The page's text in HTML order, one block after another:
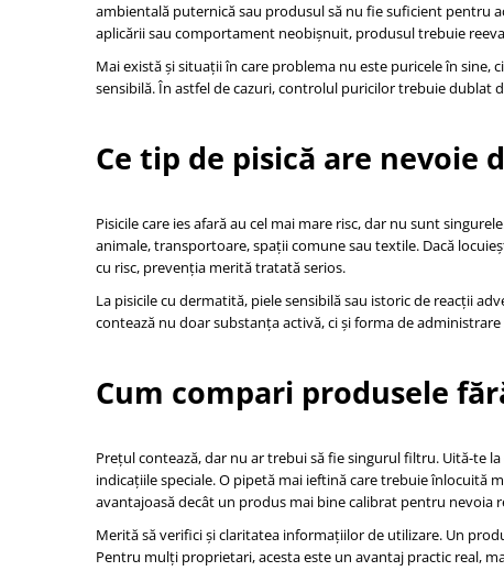
ambientală puternică sau produsul să nu fie suficient pentru
aplicării sau comportament neobișnuit, produsul trebuie
Mai există și situații în care problema nu este puricele în
sensibilă. În astfel de cazuri, controlul puricilor trebuie dublat
Ce tip de pisică are
Pisicile care ies afară au cel mai mare risc, dar nu sunt
animale, transportoare, spații comune sau textile. Dacă
cu risc, prevenția merită tratată serios.
La pisicile cu dermatită, piele sensibilă sau istoric de reacții
contează nu doar substanța activă, ci și forma de
Cum compari produsele
Prețul contează, dar nu ar trebui să fie singurul filtru. Uită-te
indicațiile speciale. O pipetă mai ieftină care trebuie înlocuită
avantajoasă decât un produs mai bine calibrat pentru nevoia
Merită să verifici și claritatea informațiilor de utilizare. Un
Pentru mulți proprietari, acesta este un avantaj practic real,